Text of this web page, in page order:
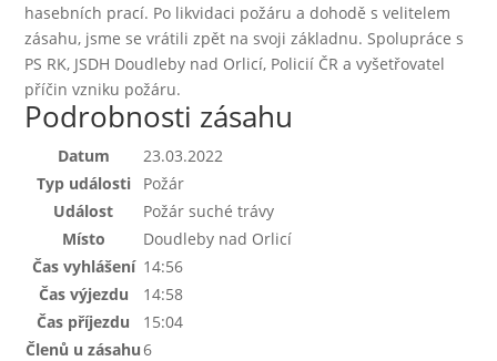
hasebních prací. Po likvidaci požáru a dohodě s velitelem
zásahu, jsme se vrátili zpět na svoji základnu. Spolupráce s
PS RK, JSDH Doudleby nad Orlicí, Policií ČR a vyšetřovatel
příčin vzniku požáru.
Podrobnosti zásahu
Datum
23.03.2022
Typ události
Požár
Událost
Požár suché trávy
Místo
Doudleby nad Orlicí
Čas vyhlášení 14:56
Čas výjezdu
14:58
Čas příjezdu
15:04
Členů u zásahu6